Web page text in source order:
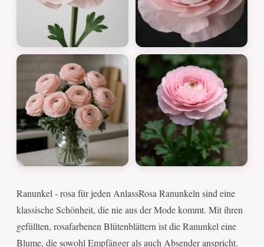
Ranunkel - rosa für jeden AnlassRosa Ranunkeln sind eine
klassische Schönheit, die nie aus der Mode kommt. Mit ihren
gefüllten, rosafarbenen Blütenblättern ist die Ranunkel eine
Blume, die sowohl Empfänger als auch Absender anspricht.